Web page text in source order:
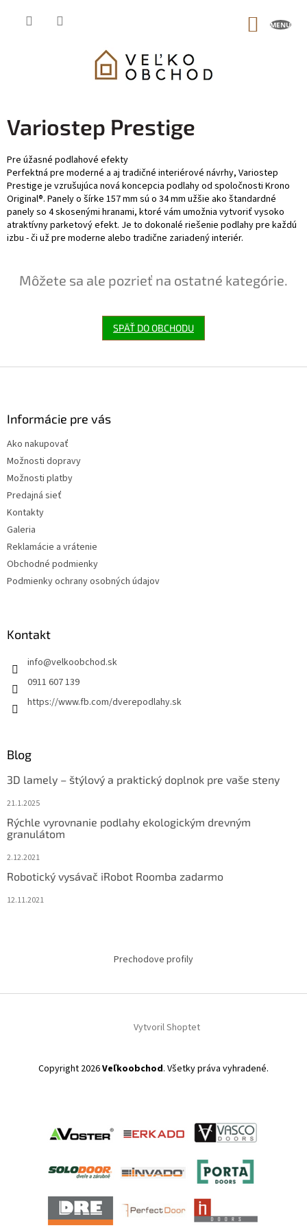
Variostep Prestige
Pre úžasné podlahové efekty
Perfektná pre moderné a aj tradičné interiérové návrhy, Variostep
Prestige je vzrušujúca nová koncepcia podlahy od spoločnosti Krono
Original®. Panely o šírke 157 mm sú o 34 mm užšie ako štandardné
panely so 4 skosenými hranami, ktoré vám umožnia vytvoriť vysoko
atraktívny parketový efekt. Je to dokonalé riešenie podlahy pre každú
izbu - či už pre moderne alebo tradične zariadený interiér.
Môžete sa ale pozrieť na ostatné kategórie.
SPÄŤ DO OBCHODU
Informácie pre vás
Ako nakupovať
Možnosti dopravy
Možnosti platby
Predajná sieť
Kontakty
Galeria
Reklamácie a vrátenie
Obchodné podmienky
Podmienky ochrany osobných údajov
Kontakt
info@velkoobchod.sk
0911 607 139
https://www.fb.com/dverepodlahy.sk
Blog
3D lamely – štýlový a praktický doplnok pre vaše steny
21.1.2025
Rýchle vyrovnanie podlahy ekologickým drevným
granulátom
2.12.2021
Robotický vysávač iRobot Roomba zadarmo
12.11.2021
Prechodove profily
Vytvoril Shoptet
Copyright 2026Veľkoobchod. Všetky práva vyhradené.